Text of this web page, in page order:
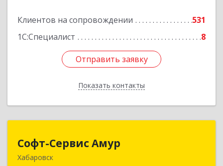
Клиентов на сопровождении
531
1С:Специалист
8
Отправить заявку
Показать контакты
Подробнее
Отправить заявку
Назад
Софт-Сервис Амур
Хабаровск680000, Хабаровский край, Хабаровск г,